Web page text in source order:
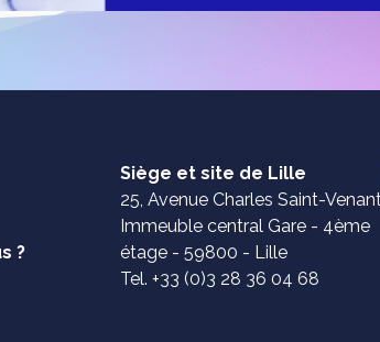
?
Siège et site de Lille
25, Avenue Charles Saint-
Immeuble central Gare - 4ème
étage - 59800 - Lille
Tel. +33 (0)3 28 36 04 68